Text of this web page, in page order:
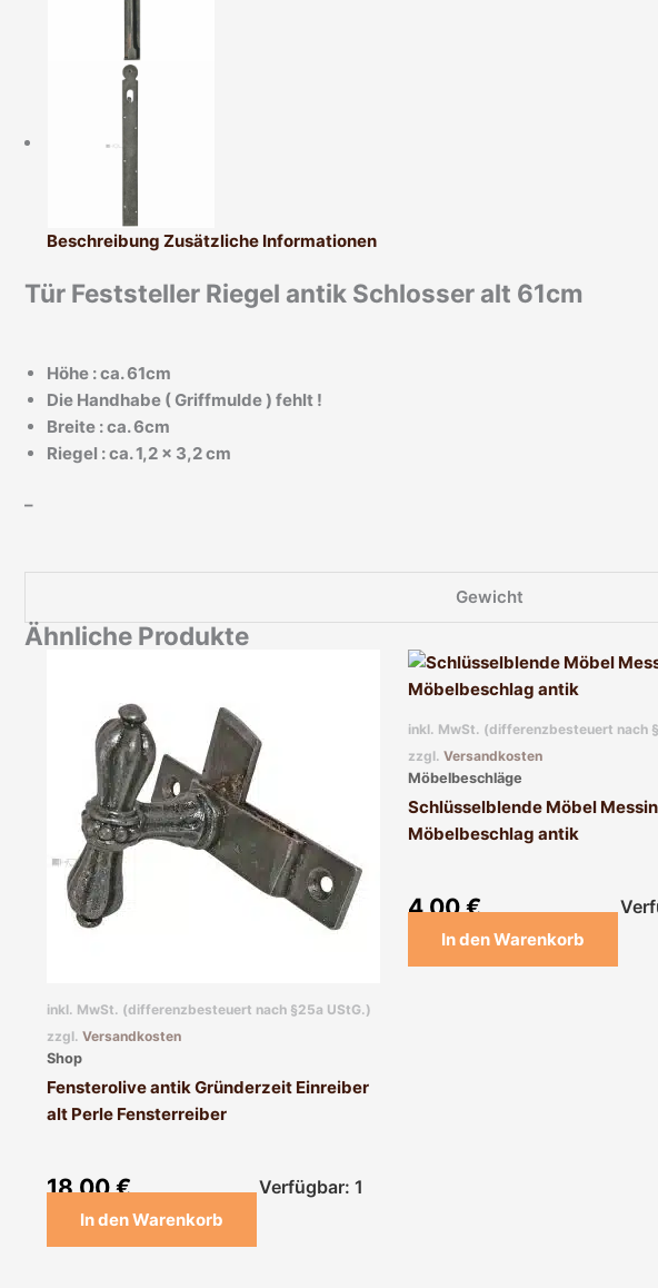
Beschreibung Zusätzliche Informationen
Tür Feststeller Riegel antik Schlosser alt 61cm
Höhe : ca. 61cm
Die Handhabe ( Griffmulde ) fehlt !
Breite : ca. 6cm
Riegel : ca. 1,2 x 3,2 cm
–
Gewicht
Ähnliche Produkte
inkl. MwSt. (differenzbesteuert nach §25a UStG.)
zzgl. Versandkosten
Shop
Fensterolive antik Gründerzeit Einreiber
alt Perle Fensterreiber
18,00€ Verfügbar: 1
In den Warenkorb
inkl. MwSt. (differenzbesteuert nach
zzgl. Versandkosten
Möbelbeschläge
Schlüsselblende Möbel
Möbelbeschlag antik
4,00€
In den Warenkorb